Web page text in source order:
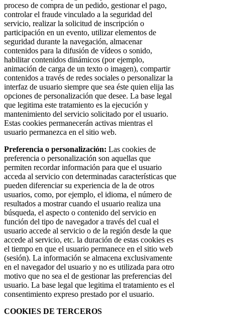
proceso de compra de un pedido, gestionar el pago,
controlar el fraude vinculado a la seguridad del
servicio, realizar la solicitud de inscripción o
participación en un evento, utilizar elementos de
seguridad durante la navegación, almacenar
contenidos para la difusión de vídeos o sonido,
habilitar contenidos dinámicos (por ejemplo,
animación de carga de un texto o imagen), compartir
contenidos a través de redes sociales o personalizar la
interfaz de usuario siempre que sea éste quien elija las
opciones de personalización que desee. La base legal
que legitima este tratamiento es la ejecución y
mantenimiento del servicio solicitado por el usuario.
Estas cookies permanecerán activas mientras el
usuario permanezca en el sitio web.
Preferencia o personalización: Las cookies de
preferencia o personalización son aquellas que
permiten recordar información para que el usuario
acceda al servicio con determinadas características que
pueden diferenciar su experiencia de la de otros
usuarios, como, por ejemplo, el idioma, el número de
resultados a mostrar cuando el usuario realiza una
búsqueda, el aspecto o contenido del servicio en
función del tipo de navegador a través del cual el
usuario accede al servicio o de la región desde la que
accede al servicio, etc. la duración de estas cookies es
el tiempo en que el usuario permanece en el sitio web
(sesión). La información se almacena exclusivamente
en el navegador del usuario y no es utilizada para otro
motivo que no sea el de gestionar las preferencias del
usuario. La base legal que legitima el tratamiento es el
consentimiento expreso prestado por el usuario.
COOKIES DE TERCEROS